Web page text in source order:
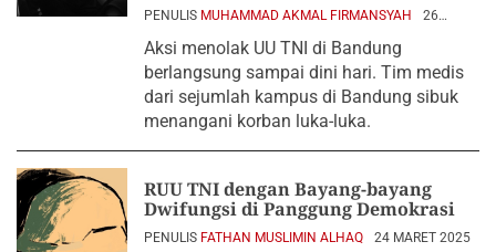
PENULIS MUHAMMAD AKMAL FIRMANSYAH
26
Aksi menolak UU TNI di Bandung
berlangsung sampai dini hari. Tim medis
dari sejumlah kampus di Bandung sibuk
menangani korban luka-luka.
RUU TNI dengan Bayang-bayang
Dwifungsi di Panggung Demokrasi
PENULIS FATHAN MUSLIMIN ALHAQ 24 MARET 2025